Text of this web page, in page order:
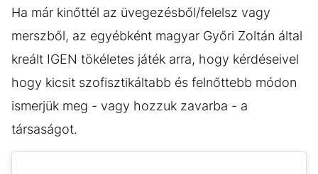
Ha már kinőttél az üvegezésből/felelsz vagy
merszből, az egyébként magyar Győri Zoltán által
kreált IGEN tökéletes játék arra, hogy kérdéseivel
hogy kicsit szofisztikáltabb és felnőttebb módon
ismerjük meg - vagy hozzuk zavarba - a
társaságot.